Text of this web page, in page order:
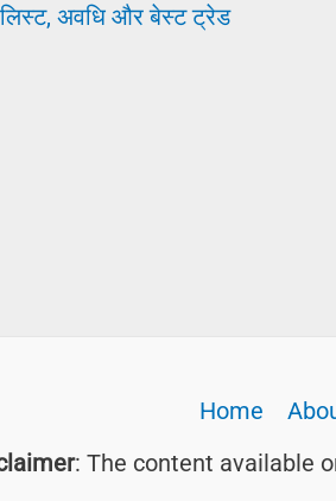
अवधि और बेस्ट ट्रेड
Home
: The content available